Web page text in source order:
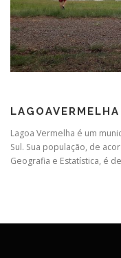
LAGOAVERMELHA
Lagoa Vermelha é um
Sul. Sua população, de
Geografia e Estatística, é